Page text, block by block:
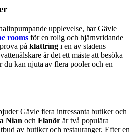
upplevelse, har Gävle
rooms för en rolig och hjärnvridande
på klättring i en av stadens
är det ett måste att besöka
du kan njuta av flera pooler och en
Gävle flera intressanta butiker och
Nian och Flanör är två populära
av butiker och restauranger. Efter en